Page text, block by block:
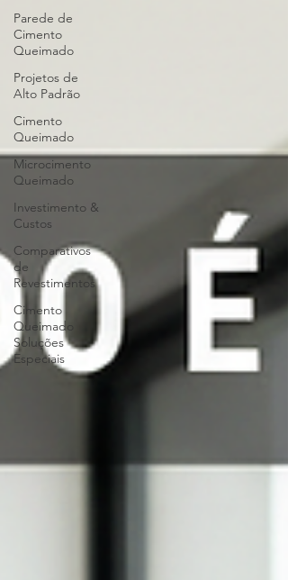
Parede de
Cimento
Queimado
Projetos de
Alto Padrão
Cimento
Queimado
Microcimento
Queimado
Investimento &
Custos
Comparativos
de
Revestimentos
Cimento
Queimado
Soluções
Especiais